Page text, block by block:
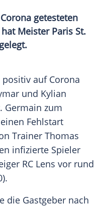
getesteten
Meister Paris St.
positiv auf Corona
und Kylian
Germain zum
einen Fehlstart
Trainer Thomas
infizierte Spieler
RC Lens vor rund
die Gastgeber nach